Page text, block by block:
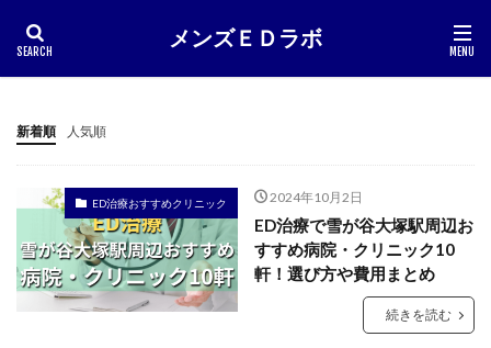
メンズＥＤラボ
新着順 人気順
ED治療おすすめクリニック 2024年10月2日
ED治療で雪が谷大塚駅周辺お
すすめ病院・クリニック10
軒！選び方や費用まとめ
続きを読む